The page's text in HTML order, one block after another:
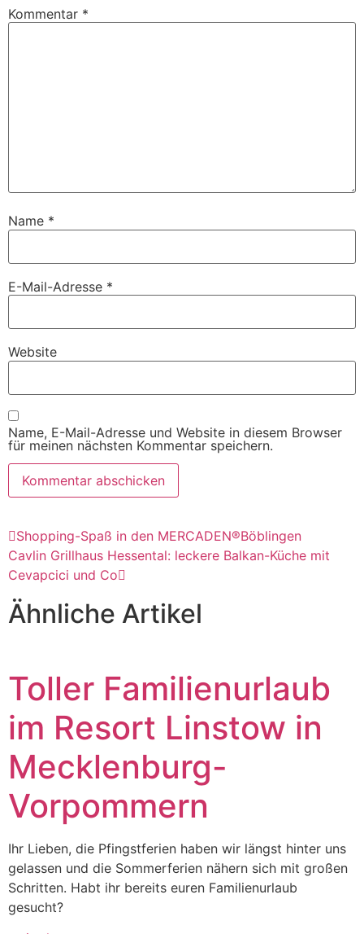
Kommentar *
Name *
E-Mail-Adresse *
Website
Name, E-Mail-Adresse und Website in diesem Browser
für meinen nächsten Kommentar speichern.
Shopping-Spaß in den MERCADEN®Böblingen
Cavlin Grillhaus Hessental: leckere Balkan-Küche mit
Cevapcici und Co
Ähnliche Artikel
Toller Familienurlaub
im Resort Linstow in
Mecklenburg-
Vorpommern
Ihr Lieben, die Pfingstferien haben wir längst hinter uns
gelassen und die Sommerferien nähern sich mit großen
Schritten. Habt ihr bereits euren Familienurlaub
gesucht?